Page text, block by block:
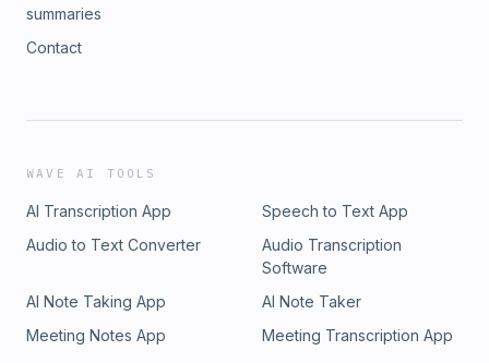
summaries
Contact
WAVE AI TOOLS
AI Transcription App
Speech to Text App
Audio to Text Converter
Audio Transcription
Software
AI Note Taking App
AI Note Taker
Meeting Notes App
Meeting Transcription App